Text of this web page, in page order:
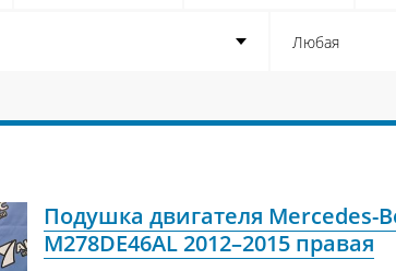
Подушка двигателя Mercedes-
M278DE46AL 2012–2015 правая